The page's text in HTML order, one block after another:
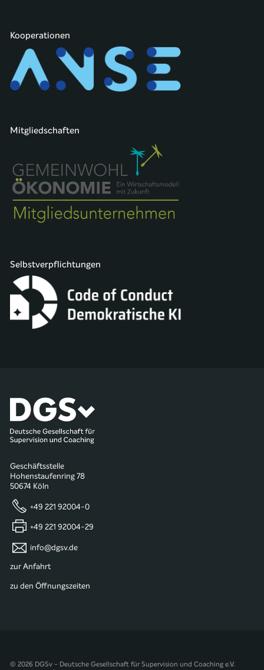
Kooperationen
Mitgliedschaften
Selbstverpflichtungen
Geschäftsstelle
Hohenstaufenring 78
50674 Köln
+49 221 92004-0
+49 221 92004-29
info@dgsv.de
zur Anfahrt
zu den Öffnungszeiten
© 2026 DGSv - Deutsche Gesellschaft für Supervision und Coaching e.V.